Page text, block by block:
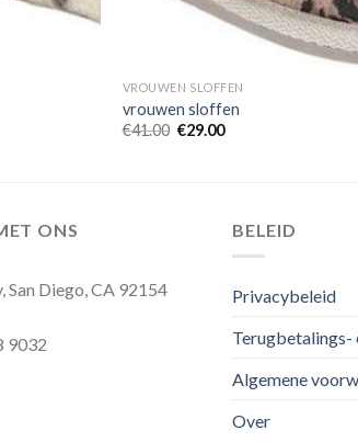
VROUWEN SLOFFEN
vrouwen sloffen
€41.00 €29.00
ONS
San Diego, CA 92154
9032
BELEID
Privacybeleid
Algemene
Over